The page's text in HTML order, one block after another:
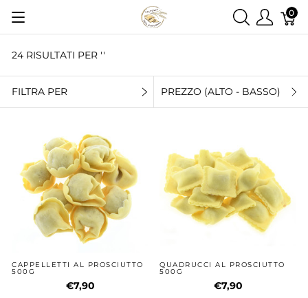
0
24 RISULTATI PER ''
FILTRA PER PREZZO (ALTO - BASSO)
CAPPELLETTI AL PROSCIUTTO
500G
€7,90
QUADRUCCI AL PROSCIUTTO
500G
€7,90